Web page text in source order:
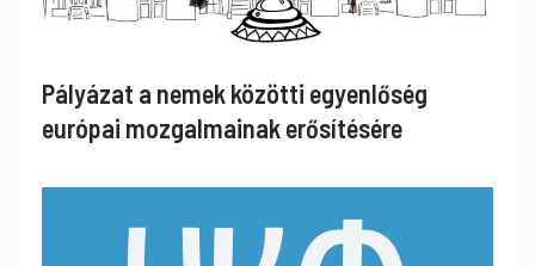
Pályázat a nemek közötti egyenlőség
európai mozgalmainak erősítésére